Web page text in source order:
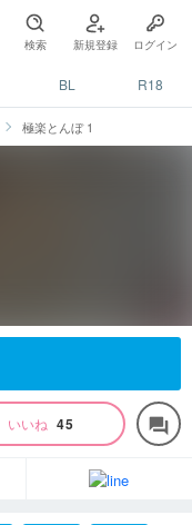
検索 新規登録 ログイン
BL R18
極楽とんぼ 1
いいね 45 forum